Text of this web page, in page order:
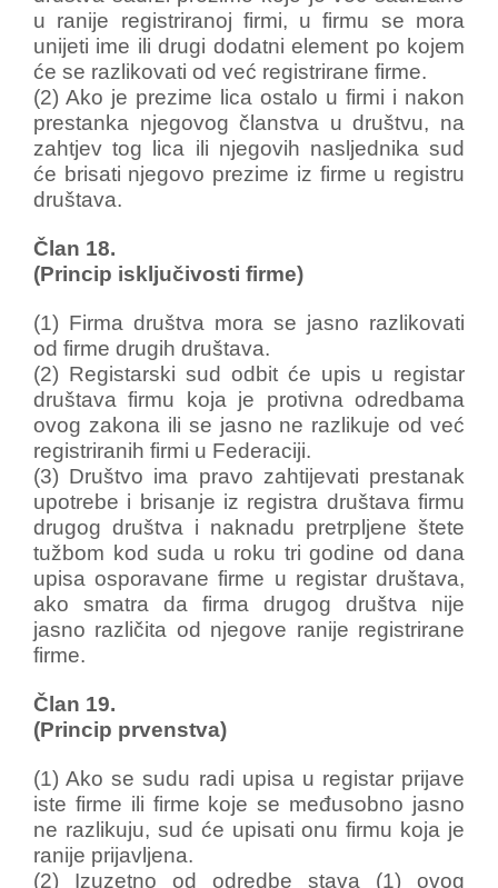
u ranije registriranoj firmi, u firmu se mora
unijeti ime ili drugi dodatni element po kojem
će se razlikovati od već registrirane firme.
(2) Ako je prezime lica ostalo u firmi i nakon
prestanka njegovog članstva u društvu, na
zahtjev tog lica ili njegovih nasljednika sud
će brisati njegovo prezime iz firme u registru
društava.
Član 18.
(Princip isključivosti firme)
(1) Firma društva mora se jasno razlikovati
od firme drugih društava.
(2) Registarski sud odbit će upis u registar
društava firmu koja je protivna odredbama
ovog zakona ili se jasno ne razlikuje od već
registriranih firmi u Federaciji.
(3) Društvo ima pravo zahtijevati prestanak
upotrebe i brisanje iz registra društava firmu
drugog društva i naknadu pretrpljene štete
tužbom kod suda u roku tri godine od dana
upisa osporavane firme u registar društava,
ako smatra da firma drugog društva nije
jasno različita od njegove ranije registrirane
firme.
Član 19.
(Princip prvenstva)
(1) Ako se sudu radi upisa u registar prijave
iste firme ili firme koje se međusobno jasno
ne razlikuju, sud će upisati onu firmu koja je
ranije prijavljena.
(2) Izuzetno od odredbe stava (1) ovog